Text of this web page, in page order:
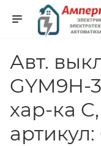
Авт.
GYM9H-
хар-ка